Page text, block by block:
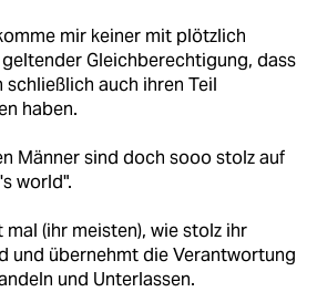
mir keiner mit plötzlich
Gleichberechtigung, dass
schließlich auch ihren Teil
haben.
Männer sind doch sooo stolz auf
world".
mal (ihr meisten), wie stolz ihr
und übernehmt die Verantwortung
und Unterlassen.